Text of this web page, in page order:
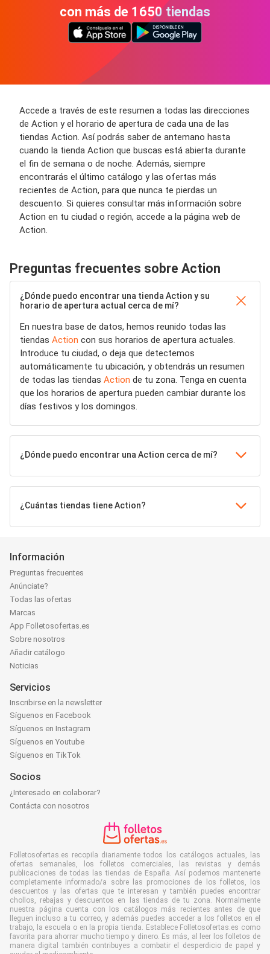
con más de 1650 tiendas
Accede a través de este resumen a todas las direcciones
de Action y el horario de apertura de cada una de las
tiendas Action. Así podrás saber de antemano hasta
cuando la tienda Action que buscas está abierta durante
el fin de semana o de noche. Además, siempre
encontrarás el último catálogo y las ofertas más
recientes de Action, para que nunca te pierdas un
descuento. Si quieres consultar más información sobre
Action en tu ciudad o región, accede a la página web de
Action.
Preguntas frecuentes sobre Action
¿Dónde puedo encontrar una tienda Action y su
horario de apertura actual cerca de mí?
En nuestra base de datos, hemos reunido todas las
tiendas Action con sus horarios de apertura actuales.
Introduce tu ciudad, o deja que detectemos
automáticamente tu ubicación, y obtendrás un resumen
de todas las tiendas Action de tu zona. Tenga en cuenta
que los horarios de apertura pueden cambiar durante los
días festivos y los domingos.
¿Dónde puedo encontrar una Action cerca de mí?
¿Cuántas tiendas tiene Action?
Información
Preguntas frecuentes
Anúnciate?
Todas las ofertas
Marcas
App Folletosofertas.es
Sobre nosotros
Añadir catálogo
Noticias
Servicios
Inscribirse en la newsletter
Síguenos en Facebook
Síguenos en Instagram
Síguenos en Youtube
Síguenos en TikTok
Socios
¿Interesado en colaborar?
Contácta con nosotros
Folletosofertas.es recopila diariamente todos los catálogos actuales, las
ofertas semanales, los folletos comerciales, las revistas y demás
publicaciones de todas las tiendas de España. Así podemos mantenerte
completamente informado/a sobre las promociones de los folletos, los
descuentos y las ofertas que te interesan y también puedes encontrar
chollos, rebajas y descuentos en las tiendas de tu zona. Normalmente
nuestra página cuenta con los catálogos más recientes antes de que
lleguen incluso a tu correo, y además puedes acceder a los folletos en el
trabajo, la escuela o en la propia tienda. Establece Folletosofertas.es como
favorita para ahorrar mucho tiempo y dinero. Es más, al leer los folletos de
manera digital también contribuyes a combatir el desperdicio de papel y